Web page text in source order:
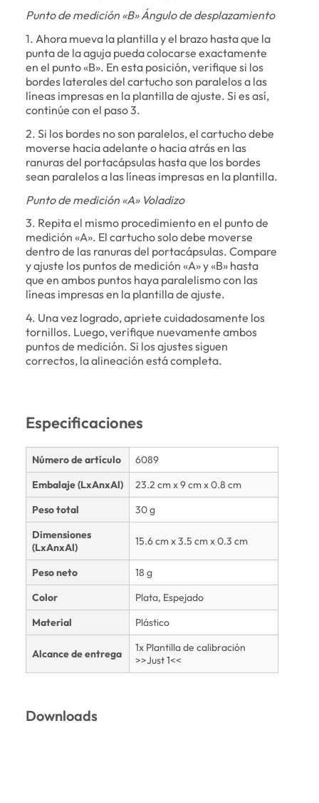
Punto de medición «B» Ángulo de desplazamiento
1. Ahora mueva la plantilla y el brazo hasta que la
punta de la aguja pueda colocarse exactamente
en el punto «B». En esta posición, verifique si los
bordes laterales del cartucho son paralelos a las
líneas impresas en la plantilla de ajuste. Si es así,
continúe con el paso 3.
2. Si los bordes no son paralelos, el cartucho debe
moverse hacia adelante o hacia atrás en las
ranuras del portacápsulas hasta que los bordes
sean paralelos a las líneas impresas en la plantilla.
Punto de medición «A» Voladizo
3. Repita el mismo procedimiento en el punto de
medición «A». El cartucho solo debe moverse
dentro de las ranuras del portacápsulas. Compare
y ajuste los puntos de medición «A» y «B» hasta
que en ambos puntos haya paralelismo con las
líneas impresas en la plantilla de ajuste.
4. Una vez logrado, apriete cuidadosamente los
tornillos. Luego, verifique nuevamente ambos
puntos de medición. Si los ajustes siguen
correctos, la alineación está completa.
Especificaciones
Número de artículo
6089
Embalaje (LxAnxAl)
23.2 cm x 9 cm x 0.8 cm
Peso total
30 g
Dimensiones
(LxAnxAl)
15.6 cm x 3.5 cm x 0.3 cm
Peso neto
18 g
Color
Plata, Espejado
Material
Plástico
Alcance de entrega
1x Plantilla de calibración
>>Just 1<<
Downloads